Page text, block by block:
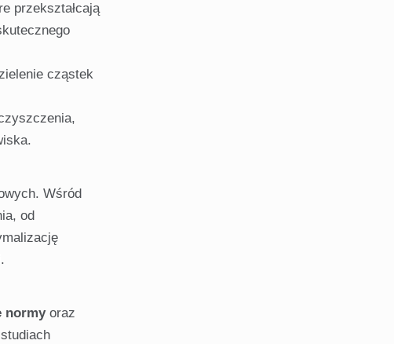
przekształcają
cząstek
Wśród
od
normyoraz